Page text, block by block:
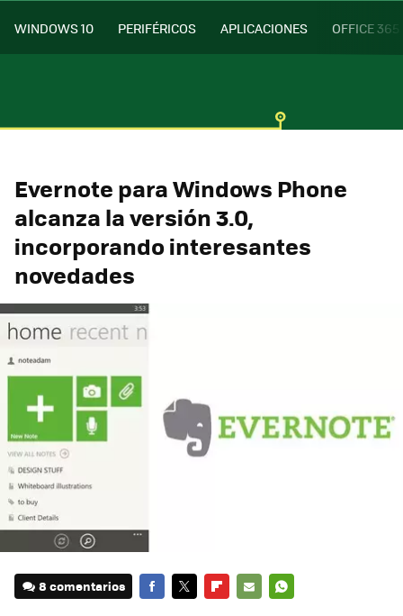
WINDOWS 10 PERIFÉRICOS APLICACIONES OFFICE 365
Evernote para Windows Phone
alcanza la versión 3.0,
incorporando interesantes
novedades
8 comentarios